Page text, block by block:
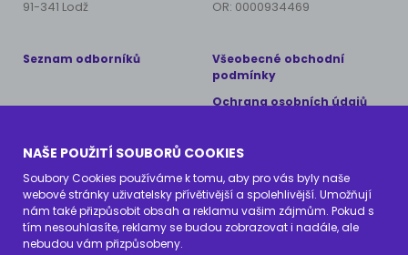
91-341 Lodž
OR: 0000934469
Seznam odborníků
Všeobecné obchodní
podmínky
Ochrana osobních údajů
Copyright © 2024 AnimalCare
Všechna práva vyhrazena
Kontaktujte nás
info@zoocial.cz
NAŠE POUŽITÍ SOUBORŮ COOKIES
Soubory Cookies používáme k tomu, aby pro vás byly naše
webové stránky uživatelsky přívětivější a spolehlivější. Umožňují
nám také přizpůsobit obsah a reklamu vašim zájmům. Pokud s
tím nesouhlasíte, reklamy se budou zobrazovat i nadále, ale
nebudou vám přizpůsobeny.